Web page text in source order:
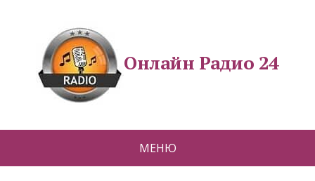
Онлайн Радио 24
МЕНЮ